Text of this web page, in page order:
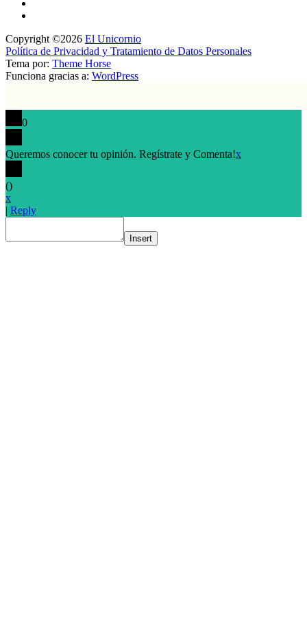
Copyright ©2026 El Unicornio
Política de Privacidad y Tratamiento de Datos Personales
Tema por: Theme Horse
Funciona gracias a: WordPress
0
Queremos conocer tu opinión. Regístrate y Comenta!x
()
x
| Reply
Insert